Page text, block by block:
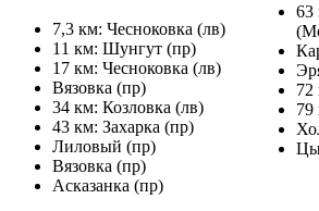
7,3 км: Чесноковка (лв)
11 км: Шунгут (пр)
17 км: Чесноковка (лв)
Вязовка (пр)
34 км: Козловка (лв)
43 км: Захарка (пр)
Лиловый (пр)
Вязовка (пр)
Асказанка (пр)
63
72
79